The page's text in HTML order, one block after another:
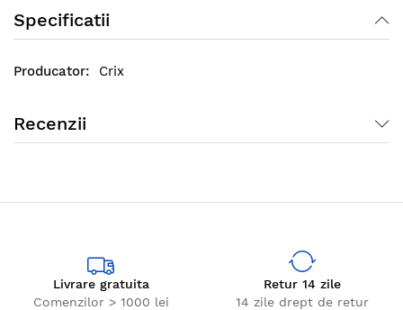
Specificatii
Crix
Recenzii
Livrare gratuita
Comenzilor > 1000 lei
Retur 14 zile
14 zile drept de retur